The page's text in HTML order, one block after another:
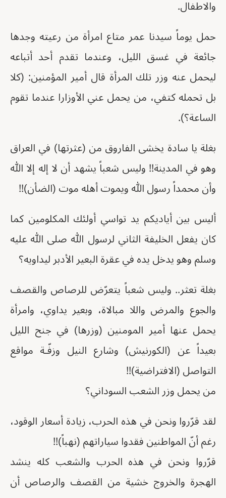
والاطفال.
حمل يوماً سيدنا عمر متاع امرأة من رعيته وجدها
جائعة في غسق الليل، وعندما تقدم أحد أتباعه
ليحمل عنه وزر تلك المرأة قال أمير المؤمنين: (كلا
بل تحمله كتفي، من يحمل عني الأوزارا عندما تقوم
الساعة؟).
بغلة يا سادة يخشى الفاروق من (عثرتها) في العراق
وهو في المدينة!! وليس شعباً يشهد أن لا إله إلا الله
وأن محمداً رسول الله ويموت أهله موت (الضأن)!!
أليس بين أياديكم يد تواسي أولئك المكلومين كما
كان يفعل الخليفة الثاني لرسول الله صلى الله عليه
وسلم وهو يدخل يده في عقرة البعير الأدبر ليداويه؟
بغلة تعثر.. وليس شعباً يتعرّض للرصاص والقصف
والجوع والمرض واللا مبالاة، وبعير يداوي، وامرأة
يحمل عنها أمير المومنين (وزرها) في جنح الليل
بعيداً عن (الكورنيش) وشارع النيل وزفّـة مواقع
التواصل (الافتراضية)!!
من يحمل وزر الشعب السوداني؟
لقد قرّروا ونحن في هذه الحرب، زيادة أسعار الوقود،
رغم أنّ المواطنين فقدوا سياراتهم (نهباً)!!
قرّروا ونحن في هذه الحرب والشعب كله ينشد
الهجرة والخروج خشية من القصف والرصاص أن